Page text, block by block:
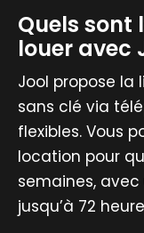
Quels sont
louer avec
Jool propose la
sans clé via
flexibles. Vous
location pour
semaines,
jusqu’à 72